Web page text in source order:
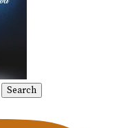
Search